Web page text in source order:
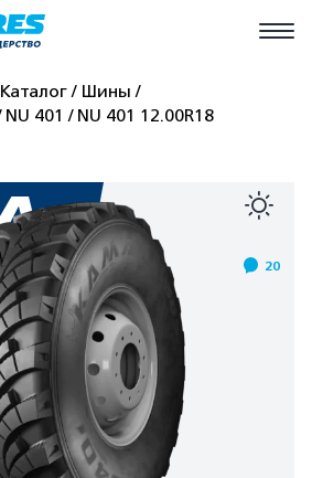
Каталог
Шины
NU 401 NU 401 12.00R18
20